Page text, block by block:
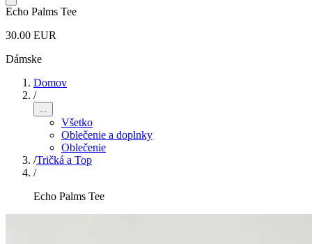
Echo Palms Tee
30.00 EUR
Dámske
Domov
/
...
Všetko
Oblečenie a doplnky
Oblečenie
/Tričká a Top
/
Echo Palms Tee